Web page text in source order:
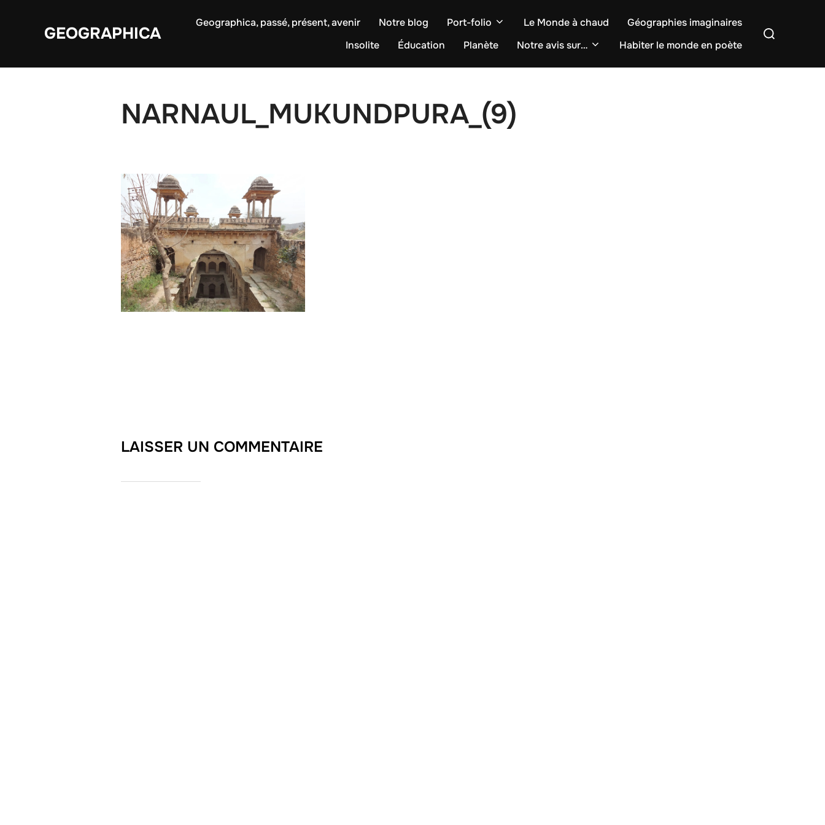
GEOGRAPHICA
Geographica, passé, présent, avenir Notre blog Port-folio Le Monde à chaud
Géographies imaginaires
Insolite
Éducation Planète Notre avis sur… Habiter le monde en poète
Rechercher :
NARNAUL_MUKUNDPURA_(9)
LAISSER UN COMMENTAIRE